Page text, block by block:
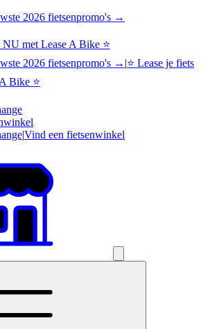
2026 fietsenpromo's →
NU met Lease A Bike ⭐
2026 fietsenpromo's → |⭐ Lease je fiets
Bike ⭐
|Vind een fietsenwinkel